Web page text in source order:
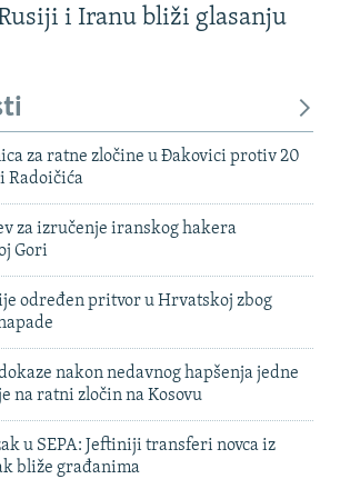
i Iranu bliži glasanju
za ratne zločine u Đakovici protiv 20
Radoičića
za izručenje iranskog hakera
Gori
određen pritvor u Hrvatskoj zbog
nakon nedavnog hapšenja jedne
na ratni zločin na Kosovu
u SEPA: Jeftiniji transferi novca iz
bliže građanima